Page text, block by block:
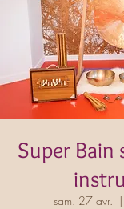
Super
sam. 27 avr.
  |